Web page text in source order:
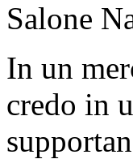
Salone
In un
credo in